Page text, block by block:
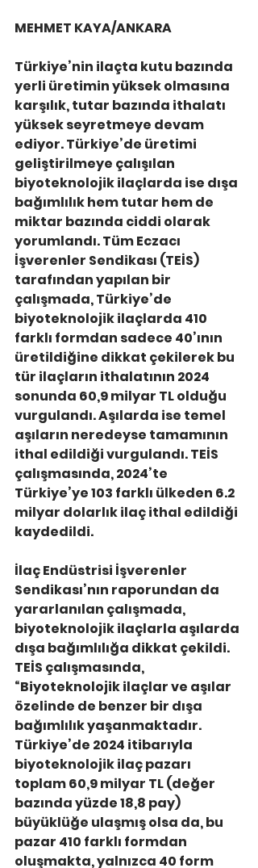
MEHMET KAYA/ANKARA
Türkiye’nin ilaçta kutu bazında
yerli üretimin yüksek olmasına
karşılık, tutar bazında ithalatı
yüksek seyretmeye devam
ediyor. Türkiye’de üretimi
geliştirilmeye çalışılan
biyoteknolojik ilaçlarda ise dışa
bağımlılık hem tutar hem de
miktar bazında ciddi olarak
yorumlandı. Tüm Eczacı
İşverenler Sendikası (TEİS)
tarafından yapılan bir
çalışmada, Türkiye’de
biyoteknolojik ilaçlarda 410
farklı formdan sadece 40’ının
üretildiğine dikkat çekilerek bu
tür ilaçların ithalatının 2024
sonunda 60,9 milyar TL olduğu
vurgulandı. Aşılarda ise temel
aşıların neredeyse tamamının
ithal edildiği vurgulandı. TEİS
çalışmasında, 2024’te
Türkiye’ye 103 farklı ülkeden 6.2
milyar dolarlık ilaç ithal edildiği
kaydedildi.
İlaç Endüstrisi İşverenler
Sendikası’nın raporundan da
yararlanılan çalışmada,
biyoteknolojik ilaçlarla aşılarda
dışa bağımlılığa dikkat çekildi.
TEİS çalışmasında,
“Biyoteknolojik ilaçlar ve aşılar
özelinde de benzer bir dışa
bağımlılık yaşanmaktadır.
Türkiye’de 2024 itibarıyla
biyoteknolojik ilaç pazarı
toplam 60,9 milyar TL (değer
bazında yüzde 18,8 pay)
büyüklüğe ulaşmış olsa da, bu
pazar 410 farklı formdan
oluşmakta, yalnızca 40 form